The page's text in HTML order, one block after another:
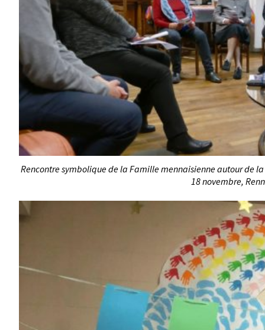
Rencontre symbolique de la Famille mennaisienne autour de
18 novembre,